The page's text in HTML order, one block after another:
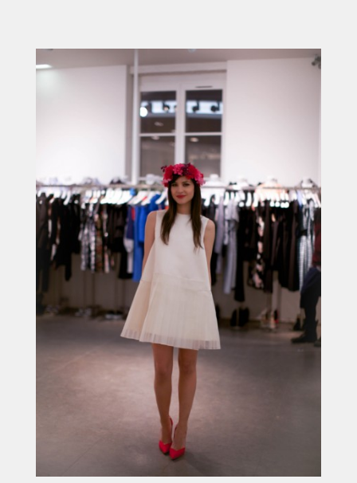
VOYAGES
LOOKBOOK
RECHERCHE
ARCHIVES